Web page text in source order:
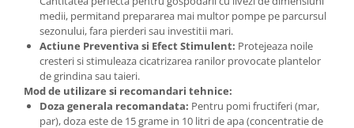
Plase plante
Pompa de apa curata/murdara
Pompa de stropit
Raticide
medii, permitand prepararea mai multor pompe pe parcursul
sezonului, fara pierderi sau investitii mari.
Actiune Preventiva si Efect Stimulent: Protejeaza noile
cresteri si stimuleaza cicatrizarea ranilor provocate plantelor
de grindina sau taieri.
Mod de utilizare si recomandari tehnice:
Doza generala recomandata: Pentru pomi fructiferi (mar,
par), doza este de 15 grame in 10 litri de apa (concentratie de